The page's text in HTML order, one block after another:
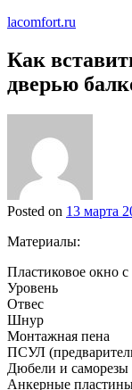
lacomfort.ru
Как
дверью
Posted on 13 марта
Материалы:
Пластиковое окно
Уровень
Отвес
Шнур
Монтажная пена
ПСУЛ
Дюбели и саморезы
Анкерные